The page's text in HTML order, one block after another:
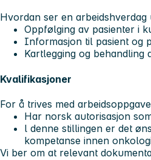
Hvordan ser en arbeidshverdag
Oppfølging av pasienter i
Informasjon til pasient og
Kartlegging og behandling
Kvalifikasjoner
For å trives med
Har norsk autorisasjon
l denne stillingen er det
kompetanse innen
Vi ber om at relevant